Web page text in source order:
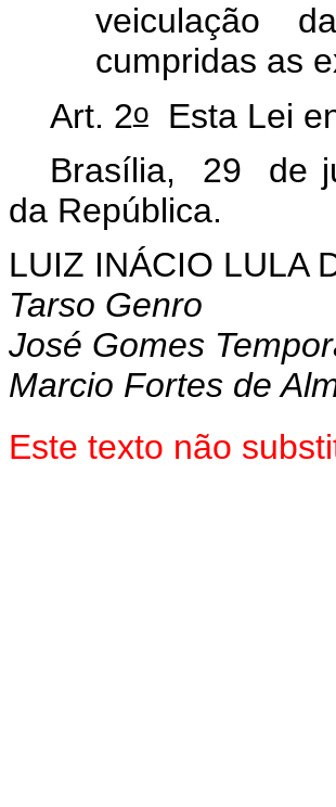
veiculação
cumpridas as
Art. 2oEsta Lei
Brasília, 29 de
da República.
LUIZ INÁCIO LULA
Tarso Genro
José Gomes
Marcio Fortes de
Este texto não